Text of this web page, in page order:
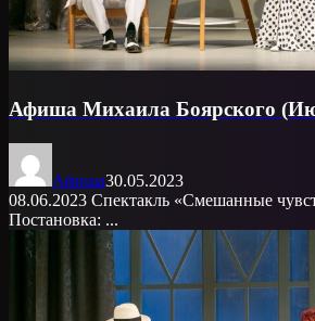
Афиша Михаила Боярского
Афиша30.05.2023
08.06.2023 Спектакль «Смешанные
Постановка: ...